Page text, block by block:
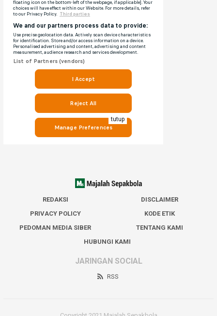
REDAKSI
DISCLAIMER
PRIVACY POLICY
KODE ETIK
PEDOMAN MEDIA SIBER
TENTANG KAMI
HUBUNGI KAMI
JARINGAN SOCIAL
RSS
tutup